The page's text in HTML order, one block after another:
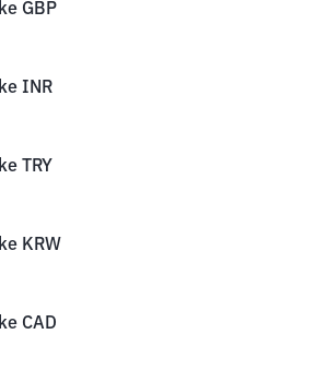
ke GBP
ke INR
ke TRY
ke KRW
ke CAD